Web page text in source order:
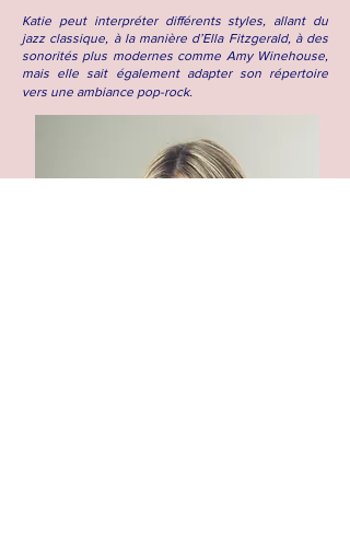
Katie peut interpréter différents styles, allant du
jazz classique, à la manière d’Ella Fitzgerald, à des
sonorités plus modernes comme Amy Winehouse,
mais elle sait également adapter son répertoire
vers une ambiance pop-rock.